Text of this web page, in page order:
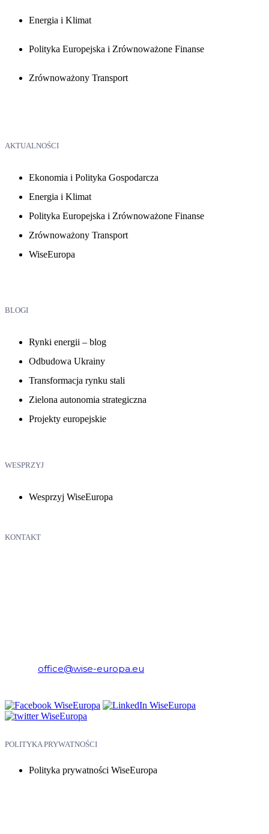
Energia i Klimat
Polityka Europejska i Zrównoważone Finanse
Zrównoważony Transport
AKTUALNOŚCI
Ekonomia i Polityka Gospodarcza
Energia i Klimat
Polityka Europejska i Zrównoważone Finanse
Zrównoważony Transport
WiseEuropa
BLOGI
Rynki energii – blog
Odbudowa Ukrainy
Transformacja rynku stali
Zielona autonomia strategiczna
Projekty europejskie
WESPRZYJ
Wesprzyj WiseEuropa
KONTAKT
office@wise-europa.eu
POLITYKA PRYWATNOŚCI
Polityka prywatności WiseEuropa